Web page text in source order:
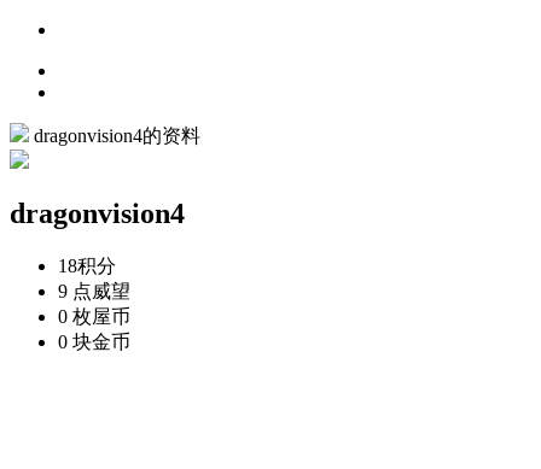
dragonvision4的资料
dragonvision4
18积分
9 点威望
0 枚屋币
0 块金币